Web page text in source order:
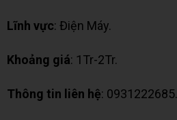
Lĩnh vực: Điện Máy.
Khoảng giá: 1Tr-2Tr.
Thông tin liên hệ: 0931222685.